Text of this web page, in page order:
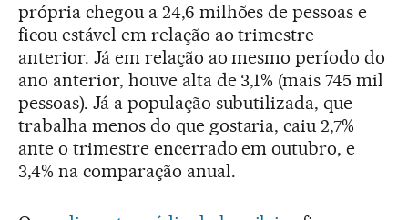
própria chegou a 24,6 milhões de pessoas e
ficou estável em relação ao trimestre
anterior. Já em relação ao mesmo período do
ano anterior, houve alta de 3,1% (mais 745 mil
pessoas). Já a população subutilizada, que
trabalha menos do que gostaria, caiu 2,7%
ante o trimestre encerrado em outubro, e
3,4% na comparação anual.